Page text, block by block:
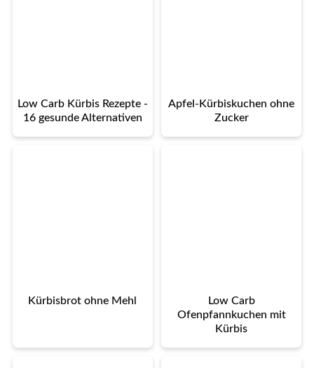
Low Carb Kürbis Rezepte -
16 gesunde Alternativen
Apfel-Kürbiskuchen ohne
Zucker
Kürbisbrot ohne Mehl
Low Carb
Ofenpfannkuchen mit
Kürbis